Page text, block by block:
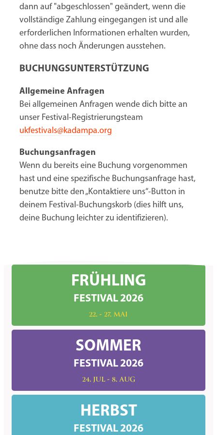
dann auf "abgeschlossen" geändert, wenn die
vollständige Zahlung eingegangen ist und alle
erforderlichen Informationen erhalten wurden,
ohne dass noch Änderungen ausstehen.
BUCHUNGSUNTERSTÜTZUNG
Allgemeine Anfragen
Bei allgemeinen Anfragen wende dich bitte an
unser Festival-Registrierungsteam
ukfestivals@kadampa.org
Buchungsanfragen
Wenn du bereits eine Buchung vorgenommen
hast und eine spezifische Buchungsanfrage hast,
benutze bitte den „Kontaktiere uns“-Button in
deinem Festival-Buchungskorb (dies hilft uns,
deine Buchung leichter zu identifizieren).
FRÜHLING
FESTIVAL 2026
22. - 27. MAI
SOMMER
FESTIVAL 2026
24. JUL - 8. AUG
HERBST
FESTIVAL 2026